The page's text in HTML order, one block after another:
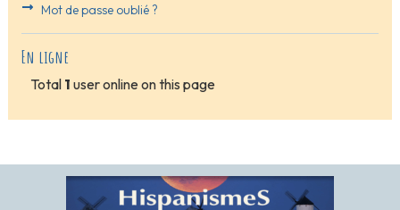
Mot de passe oublié ?
En ligne
Total 1 user online on this page